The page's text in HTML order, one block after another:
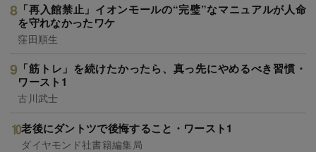
「再入館禁止」イオンモールの“完璧”なマニュアルが人命
を守れなかったワケ
窪田順生
「筋トレ」を続けたかったら、真っ先にやめるべき習慣・
ワースト1
古川武士
老後にダントツで後悔すること・ワースト1
ダイヤモンド社書籍編集局